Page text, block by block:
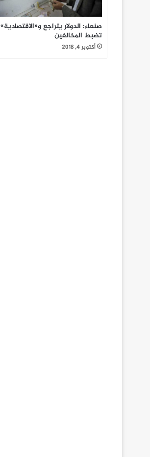
صنعاء: الدولار يتراجع و«الاقتصادية»
تضبط المخالفين
أكتوبر 4, 2018